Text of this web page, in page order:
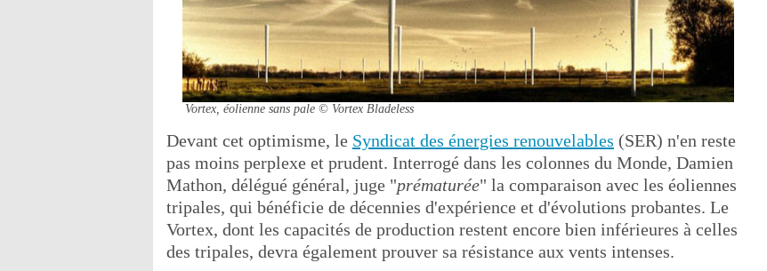
Vortex, éolienne sans pale © Vortex Bladeless
Devant cet optimisme, le Syndicat des énergies renouvelables (SER) n'en reste
pas moins perplexe et prudent. Interrogé dans les colonnes du Monde, Damien
Mathon, délégué général, juge "prématurée" la comparaison avec les éoliennes
tripales, qui bénéficie de décennies d'expérience et d'évolutions probantes. Le
Vortex, dont les capacités de production restent encore bien inférieures à celles
des tripales, devra également prouver sa résistance aux vents intenses.